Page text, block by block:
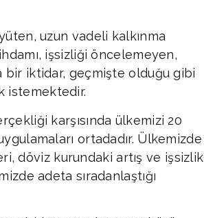
uzun vadeli kalkınma
işsizliği öncelemeyen,
bir iktidar, geçmişte olduğu gibi
istemektedir.
karşısında ülkemizi 20
ortadadır. Ülkemizde
döviz kurundaki artış ve işsizlik
adeta sıradanlaştığı